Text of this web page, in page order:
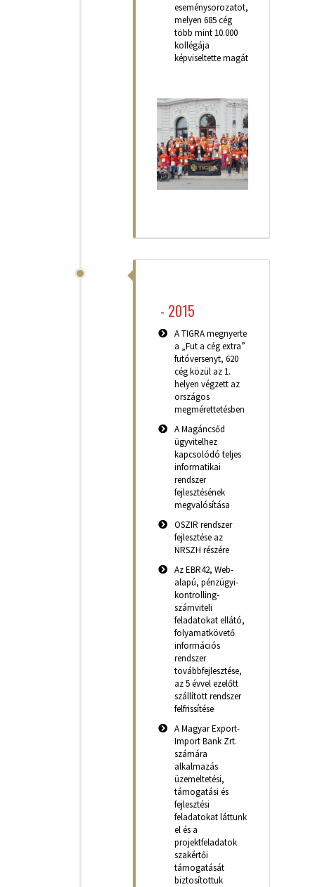
eseménysorozatot,
melyen 685 cég
több mint 10.000
kollégája
képviseltette magát
- 2015
A TIGRA megnyerte
a „Fut a cég extra”
futóversenyt, 620
cég közül az 1.
helyen végzett az
országos
megmérettetésben
A Magáncsőd
ügyvitelhez
kapcsolódó teljes
informatikai
rendszer
fejlesztésének
megvalósítása
OSZIR rendszer
fejlesztése az
NRSZH részére
Az EBR42, Web-
alapú, pénzügyi-
kontrolling-
számviteli
feladatokat ellátó,
folyamatkövető
információs
rendszer
továbbfejlesztése,
az 5 évvel ezelőtt
szállított rendszer
felfrissítése
A Magyar Export-
Import Bank Zrt.
számára
alkalmazás
üzemeltetési,
támogatási és
fejlesztési
feladatokat láttunk
el és a
projektfeladatok
szakértői
támogatását
biztosítottuk